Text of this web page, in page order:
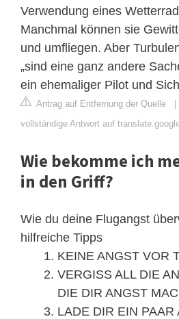
Verwendung eines
Manchmal können sie
und umfliegen. Aber
„sind eine ganz andere
ein ehemaliger Pilot und
Antrag auf Entfernung der Quelle |
vollständige Antwort auf
Wie bekomme ich
in den Griff?
Wie du deine Flugangst
hilfreiche Tipps
KEINE ANGST VOR
VERGISS ALL DIE
DIE DIR ANGST
LADE DIR EIN PAAR